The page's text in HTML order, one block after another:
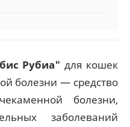
Рубиа" для кошек
болезни — средство
болезни,
заболеваний